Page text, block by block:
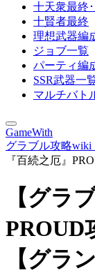
十天衆最終
十賢者最終
理想武器編
ジョブ一覧
パーティ編
SSR武器一
マルチバト
GameWith
グラブル攻略wiki
『百続之厄』
【グラ
PROUD
【グラ